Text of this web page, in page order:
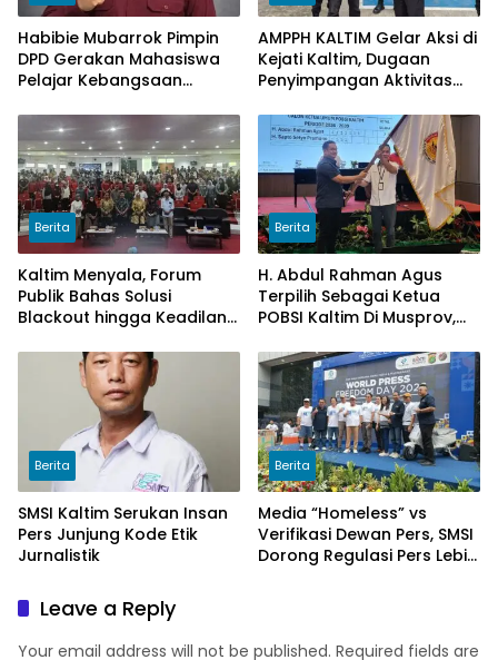
Habibie Mubarrok Pimpin
DPD Gerakan Mahasiswa
Pelajar Kebangsaan
AMPPH KALTIM Gelar Aksi di
Kejati Kaltim, Dugaan
Penyimpangan Aktivitas
Sawit di Logpond Tubaan
Berita
Kaltim Menyala, Forum
Publik Bahas Solusi
Blackout hingga Keadilan
Berita
H. Abdul Rahman Agus
Terpilih Sebagai Ketua
POBSI Kaltim Di Musprov,
Billiar
Berita
SMSI Kaltim Serukan Insan
Pers Junjung Kode Etik
Jurnalistik
Berita
Media “Homeless” vs
Verifikasi Dewan Pers, SMSI
Dorong Regulasi Pers Lebih
Leave a Reply
Your email address will not be published. Required fields are